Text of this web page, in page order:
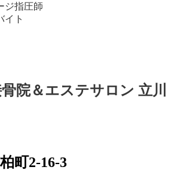
ジ指圧師
イト
院＆エステサロン 立川
町2-16-3